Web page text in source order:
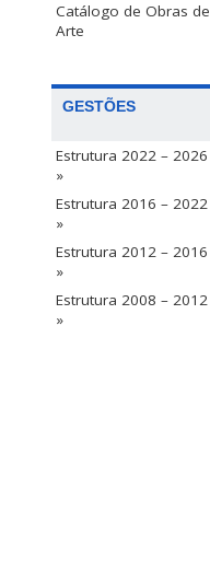
Catálogo de Obras de
Arte
GESTÕES
Estrutura 2022 – 2026
»
Estrutura 2016 – 2022
»
Estrutura 2012 – 2016
»
Estrutura 2008 – 2012
»